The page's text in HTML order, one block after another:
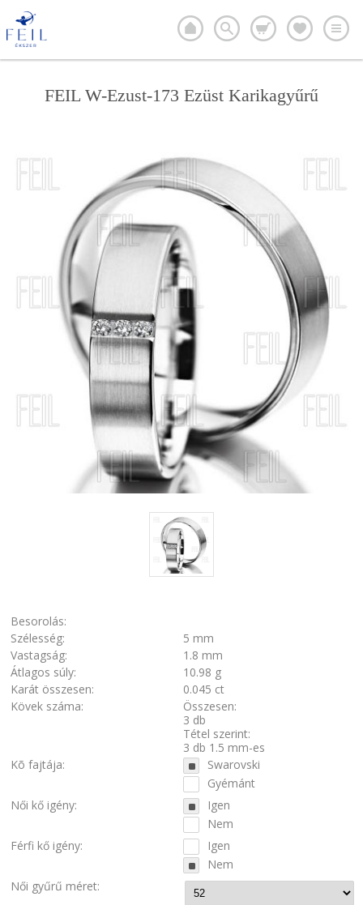
FEIL W-Ezust-173 Ezüst Karikagyűrű
Besorolás:
Szélesség:
5 mm
Vastagság:
1.8 mm
Átlagos súly:
10.98 g
Karát összesen:
0.045 ct
Kövek száma:
Összesen:
3 db
Tétel szerint:
3 db 1.5 mm-es
Kõ fajtája:
Swarovski
Gyémánt
Női kő igény:
Igen
Nem
Férfi kő igény:
Igen
Nem
Női gyűrű méret: